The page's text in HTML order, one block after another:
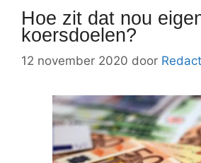
Hoe zit dat nou
koersdoelen?
12 november 2020 door